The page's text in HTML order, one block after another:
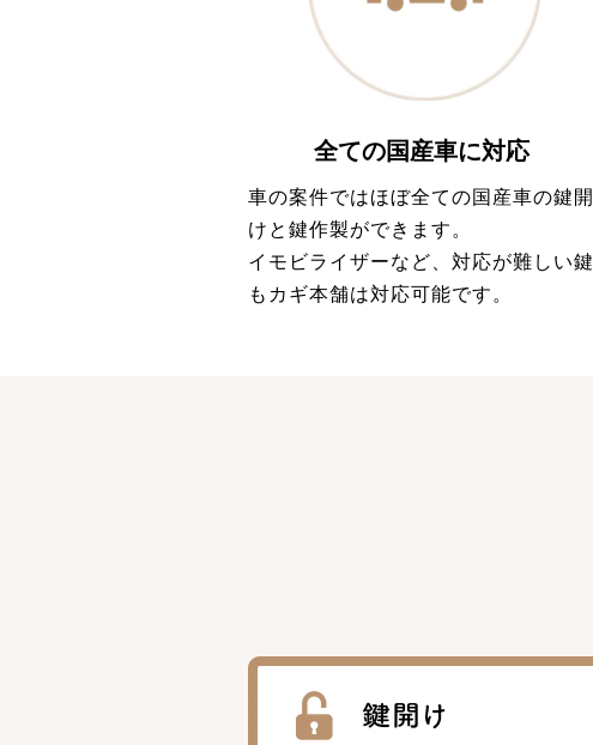
全ての国産車に対応
車の案件ではほぼ全ての国産車の鍵開
けと鍵作製ができます。
イモビライザーなど、対応が難しい鍵
もカギ本舗は対応可能です。